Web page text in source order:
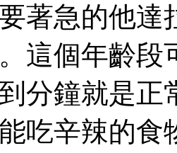
著急的他達
這個年齡
分鐘就是正
吃辛辣的